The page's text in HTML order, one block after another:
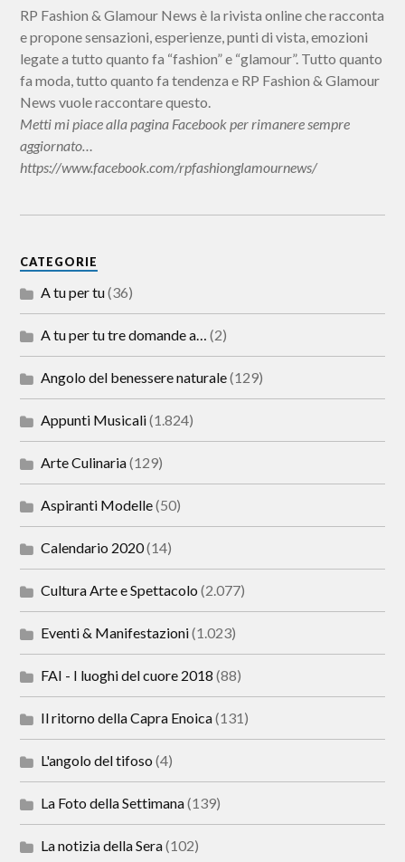
RP Fashion & Glamour News è la rivista online che racconta
e propone sensazioni, esperienze, punti di vista, emozioni
legate a tutto quanto fa “fashion” e “glamour”. Tutto quanto
fa moda, tutto quanto fa tendenza e RP Fashion & Glamour
News vuole raccontare questo.
Metti mi piace alla pagina Facebook per rimanere sempre
aggiornato…
https://www.facebook.com/rpfashionglamournews/
CATEGORIE
A tu per tu(36)
A tu per tu tre domande a… (2)
Angolo del benessere naturale(129)
Appunti Musicali(1.824)
Arte Culinaria(129)
Aspiranti Modelle(50)
Calendario 2020(14)
Cultura Arte e Spettacolo (2.077)
Eventi & Manifestazioni(1.023)
FAI - I luoghi del cuore 2018 (88)
Il ritorno della Capra Enoica(131)
L'angolo del tifoso (4)
La Foto della Settimana(139)
La notizia della Sera(102)